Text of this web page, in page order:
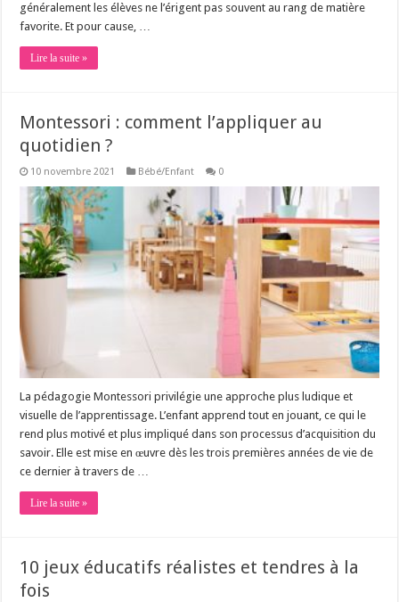
généralement les élèves ne l’érigent pas souvent au rang de matière
favorite. Et pour cause, …
Lire la suite »
Montessori : comment l’appliquer au
quotidien ?
10 novembre 2021 Bébé/Enfant 0
La pédagogie Montessori privilégie une approche plus ludique et
visuelle de l’apprentissage. L’enfant apprend tout en jouant, ce qui le
rend plus motivé et plus impliqué dans son processus d’acquisition du
savoir. Elle est mise en œuvre dès les trois premières années de vie de
ce dernier à travers de …
Lire la suite »
10 jeux éducatifs réalistes et tendres à la
fois